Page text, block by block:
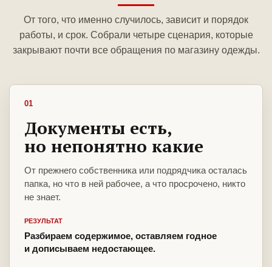
От того, что именно случилось, зависит и порядок
работы, и срок. Собрали четыре сценария, которые
закрывают почти все обращения по магазину одежды.
01
Документы есть,
но непонятно какие
От прежнего собственника или подрядчика осталась
папка, но что в ней рабочее, а что просрочено, никто
не знает.
РЕЗУЛЬТАТ
Разбираем содержимое, оставляем годное
и дописываем недостающее.